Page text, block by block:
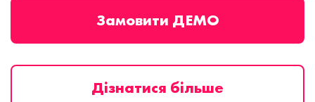
Замовити ДЕМО
Дізнатися більше